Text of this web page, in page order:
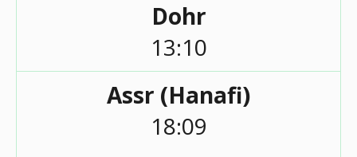
Dohr
13:10
Assr (Hanafi)
18:09